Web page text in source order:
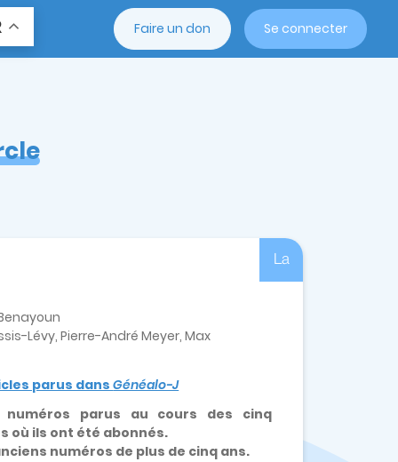
Faire un don Se connecter
La
Lévy, Pierre-André Meyer, Max
parus dansGénéalo-J
parus au cours des cinq
où ils ont été abonnés.
numéros de plus de cinq ans.